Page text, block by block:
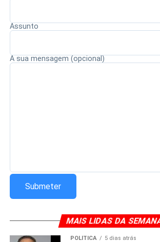
Redação Saiba+
Assunto
A sua mensagem (opcional)
MAIS LIDAS DA
POLÍTICA 5 dias atrás